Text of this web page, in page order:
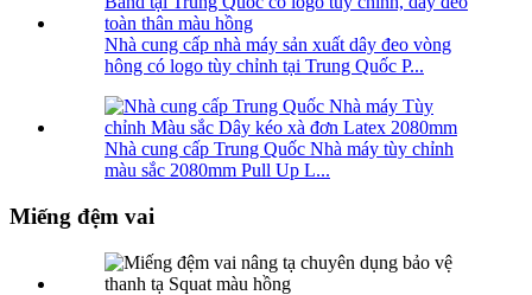
Nhà cung cấp nhà máy sản xuất dây đeo vòng
hông có logo tùy chỉnh tại Trung Quốc P...
Nhà cung cấp Trung Quốc Nhà máy tùy chỉnh
màu sắc 2080mm Pull Up L...
Miếng đệm vai